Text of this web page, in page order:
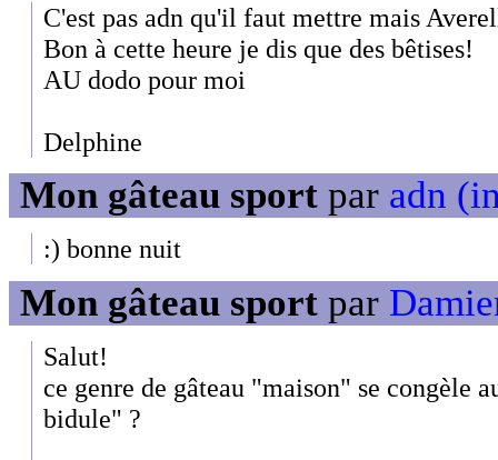
C'est pas adn qu'il faut mettre mais
Bon à cette heure je dis que des bêtises!
AU dodo pour moi
Delphine
Mon gâteau sport par adn
:) bonne nuit
Mon gâteau sport par
Salut!
ce genre de gâteau "maison" se congèle
bidule" ?